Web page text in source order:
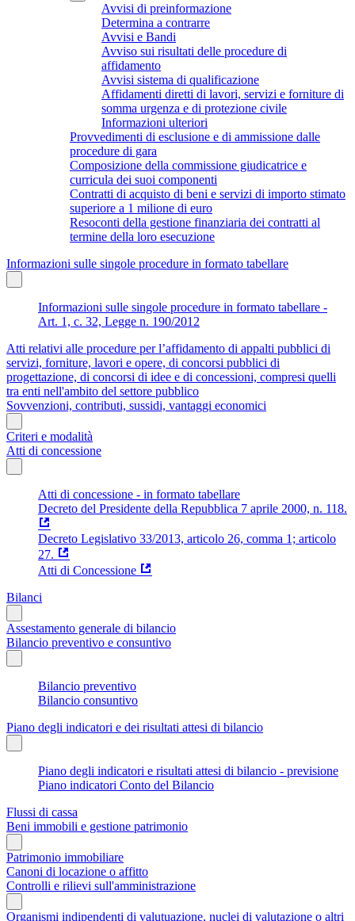
Avvisi di preinformazione
Determina a contrarre
Avvisi e Bandi
Avviso sui risultati delle procedure di
affidamento
Avvisi sistema di qualificazione
Affidamenti diretti di lavori, servizi e forniture di
somma urgenza e di protezione civile
Informazioni ulteriori
Provvedimenti di esclusione e di ammissione dalle
procedure di gara
Composizione della commissione giudicatrice e
curricula dei suoi componenti
Contratti di acquisto di beni e servizi di importo stimato
superiore a 1 milione di euro
Resoconti della gestione finanziaria dei contratti al
termine della loro esecuzione
Informazioni sulle singole procedure in formato tabellare
Informazioni sulle singole procedure in formato tabellare -
Art. 1, c. 32, Legge n. 190/2012
Atti relativi alle procedure per l’affidamento di appalti pubblici di
servizi, forniture, lavori e opere, di concorsi pubblici di
progettazione, di concorsi di idee e di concessioni, compresi quelli
tra enti nell'ambito del settore pubblico
Sovvenzioni, contributi, sussidi, vantaggi economici
Criteri e modalità
Atti di concessione
Atti di concessione - in formato tabellare
Decreto del Presidente della Repubblica 7 aprile 2000, n. 118.
Decreto Legislativo 33/2013, articolo 26, comma 1; articolo
27.
Atti di Concessione
Bilanci
Assestamento generale di bilancio
Bilancio preventivo e consuntivo
Bilancio preventivo
Bilancio consuntivo
Piano degli indicatori e dei risultati attesi di bilancio
Piano degli indicatori e risultati attesi di bilancio - previsione
Piano indicatori Conto del Bilancio
Flussi di cassa
Beni immobili e gestione patrimonio
Patrimonio immobiliare
Canoni di locazione o affitto
Controlli e rilievi sull'amministrazione
Organismi indipendenti di valutuazione, nuclei di valutazione o altri